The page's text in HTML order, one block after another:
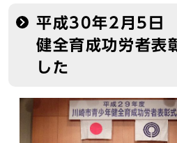
平成30年2月5日
健全育成功労者表
した